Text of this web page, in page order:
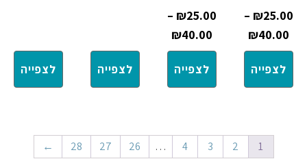
₪25.00
–
₪40.00
לצפייה
₪25.00
–
₪40.00
לצפייה לצפייה לצפייה
1
2
3
4
…
26
27
28
←